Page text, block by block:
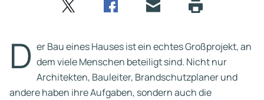
D er Bau eines Hauses ist ein echtes Großprojekt, an
dem viele Menschen beteiligt sind. Nicht nur
Architekten, Bauleiter, Brandschutzplaner und
andere haben ihre Aufgaben, sondern auch die